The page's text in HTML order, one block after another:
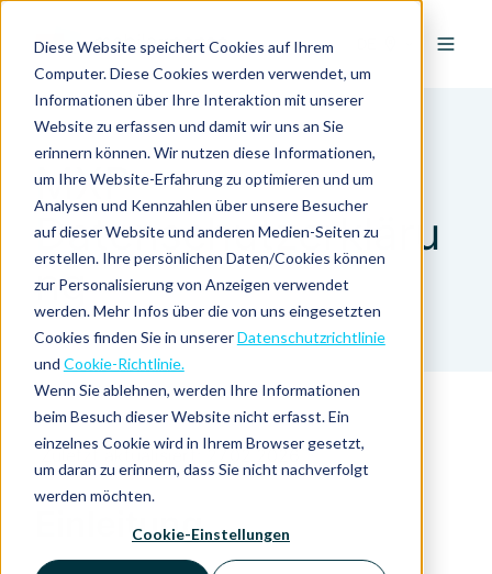
Diese Website speichert Cookies auf Ihrem
Computer. Diese Cookies werden verwendet, um
Informationen über Ihre Interaktion mit unserer
Website zu erfassen und damit wir uns an Sie
erinnern können. Wir nutzen diese Informationen,
um Ihre Website-Erfahrung zu optimieren und um
Analysen und Kennzahlen über unsere Besucher
auf dieser Website und anderen Medien-Seiten zu
erstellen. Ihre persönlichen Daten/Cookies können
zur Personalisierung von Anzeigen verwendet
werden. Mehr Infos über die von uns eingesetzten
Cookies finden Sie in unsererDatenschutzrichtlinie
und Cookie-Richtlinie.
Wenn Sie ablehnen, werden Ihre Informationen
beim Besuch dieser Website nicht erfasst. Ein
einzelnes Cookie wird in Ihrem Browser gesetzt,
um daran zu erinnern, dass Sie nicht nachverfolgt
werden möchten.
Cookie-Einstellungen
MXP –
Datenschutzerkläru
ng
Zuletzt aktualisiert: 27.02.2026
Einleitung